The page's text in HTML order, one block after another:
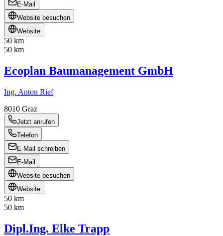
E-Mail
Website besuchen
Website
50 km
50 km
Ecoplan Baumanagement GmbH
Ing. Anton Rief
8010 Graz
Jetzt anrufen
Telefon
E-Mail schreiben
E-Mail
Website besuchen
Website
50 km
50 km
Dipl.Ing. Elke Trapp